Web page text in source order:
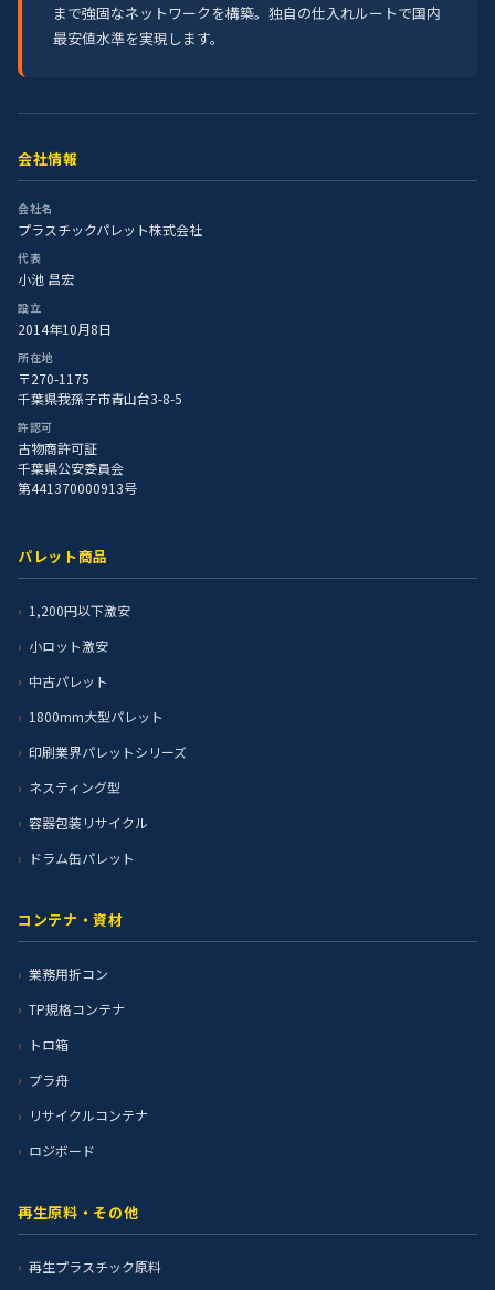
まで強固なネットワークを構築。独自の仕入れルートで国内
最安値水準を実現します。
会社情報
会社名
プラスチックパレット株式会社
代表
小池 昌宏
設立
2014年10月8日
所在地
〒270-1175
千葉県我孫子市青山台3-8-5
許認可
古物商許可証
千葉県公安委員会
第441370000913号
パレット商品
1,200円以下激安
小ロット激安
中古パレット
1800mm大型パレット
印刷業界パレットシリーズ
ネスティング型
容器包装リサイクル
ドラム缶パレット
コンテナ・資材
業務用折コン
TP規格コンテナ
トロ箱
プラ舟
リサイクルコンテナ
ロジボード
再生原料・その他
再生プラスチック原料